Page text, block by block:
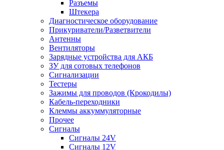
Разъемы
Штекера
Диагностическое оборудование
Прикуриватели/Разветвители
Антенны
Вентиляторы
Зарядные устройства для АКБ
ЗУ для сотовых телефонов
Сигнализации
Тестеры
Зажимы для проводов (Крокодилы)
Кабель-переходники
Клеммы аккуммуляторные
Прочее
Сигналы
Сигналы 24V
Сигналы 12V